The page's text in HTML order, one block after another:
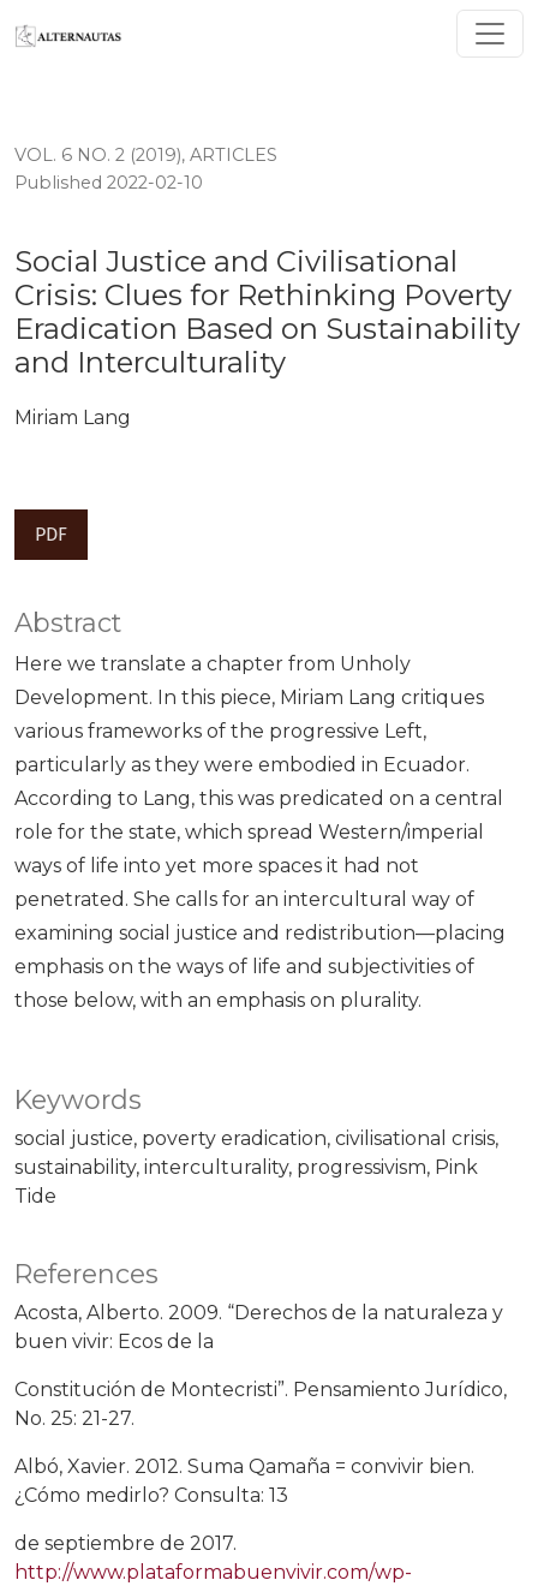
Social Justice and Civilisational Crisis: Clues for
VOL. 6 NO. 2 (2019), ARTICLES
Social Justice and Civilisational
Crisis: Clues for Rethinking Poverty
Eradication Based on Sustainability
and Interculturality
Published 2022-02-10
Miriam Lang
PDF
Keywords
social justice poverty eradication civilisational crisis
sustainability interculturality progressivism Pink
Tide
Abstract
Here we translate a chapter from Unholy
Development. In this piece, Miriam Lang critiques
various frameworks of the progressive Left,
particularly as they were embodied in Ecuador.
According to Lang, this was predicated on a central
role for the state, which spread Western/imperial
ways of life into yet more spaces it had not
penetrated. She calls for an intercultural way of
examining social justice and redistribution—placing
emphasis on the ways of life and subjectivities of
those below, with an emphasis on plurality.
References
Acosta, Alberto. 2009. “Derechos de la naturaleza y
buen vivir: Ecos de la
Constitución de Montecristi”. Pensamiento Jurídico,
No. 25: 21-27.
Albó, Xavier. 2012. Suma Qamaña = convivir bien.
¿Cómo medirlo? Consulta: 13
de septiembre de 2017.
http://www.plataformabuenvivir.com/wp-